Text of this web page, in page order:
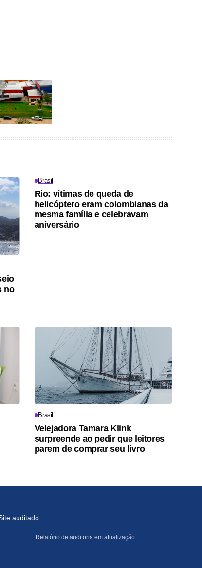
no
Brasil
Rio: vítimas de queda de
helicóptero eram colombianas da
mesma família e celebravam
aniversário
Brasil
Velejadora Tamara Klink
surpreende ao pedir que leitores
parem de comprar seu livro
auditado
Relatório de auditoria em atualização